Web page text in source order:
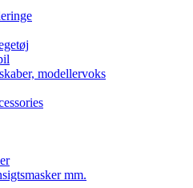
modellervoks
mm.